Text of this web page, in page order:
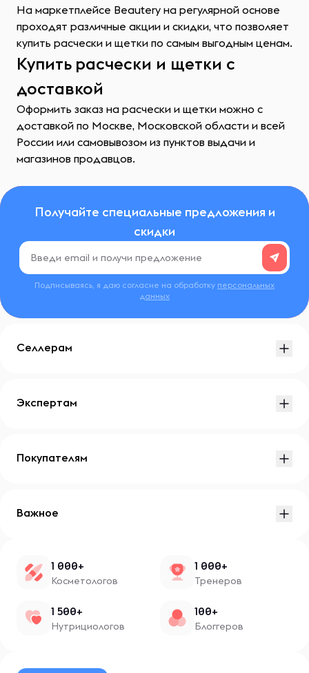
На маркетплейсе Beautery на регулярной основе
проходят различные акции и скидки, что позволяет
купить расчески и щетки по самым выгодным ценам.
Купить расчески и щетки с
доставкой
Оформить заказ на расчески и щетки можно с
доставкой по Москве, Московской области и всей
России или самовывозом из пунктов выдачи и
магазинов продавцов.
Получайте специальные предложения и
скидки
Подписываясь, я даю согласие на обработку персональных
данных
Селлерам
Экспертам
Покупателям
Важное
1 000+
Косметологов
1 000+
Тренеров
1 500+
Нутрициологов
100+
Блоггеров